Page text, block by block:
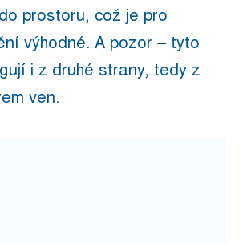
prostoru, což je pro
výhodné. A pozor – tyto
i z druhé strany, tedy z
ven.